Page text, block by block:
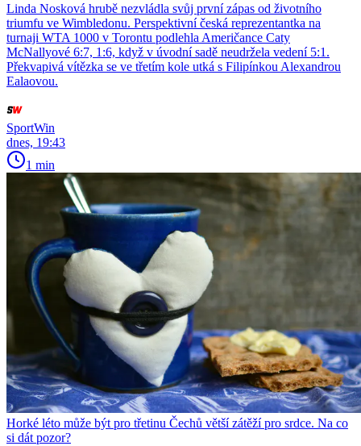
Linda Nosková hrubě nezvládla svůj první zápas od životního
triumfu ve Wimbledonu. Perspektivní česká reprezentantka na
turnaji WTA 1000 v Torontu podlehla Američance Caty
McNallyové 6:7, 1:6, když v úvodní sadě neudržela vedení 5:1.
Překvapivá vítězka se ve třetím kole utká s Filipínkou Alexandrou
Ealaovou.
SportWin
dnes, 19:43
1 min
Horké léto může být pro třetinu Čechů větší zátěží pro srdce. Na co
si dát pozor?